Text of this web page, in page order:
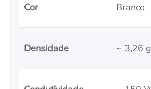
Cor Branco
Densidade ~ 3,26